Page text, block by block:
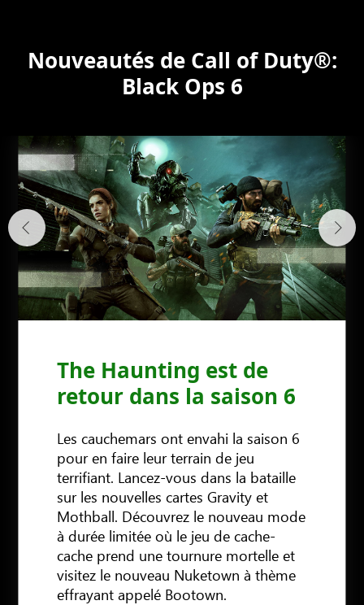
Nouveautés de Call of Duty®:
Black Ops 6
The Haunting est de
retour dans la saison 6
Les cauchemars ont envahi la saison 6
pour en faire leur terrain de jeu
terrifiant. Lancez-vous dans la bataille
sur les nouvelles cartes Gravity et
Mothball. Découvrez le nouveau mode
à durée limitée où le jeu de cache-
cache prend une tournure mortelle et
visitez le nouveau Nuketown à thème
effrayant appelé Bootown.